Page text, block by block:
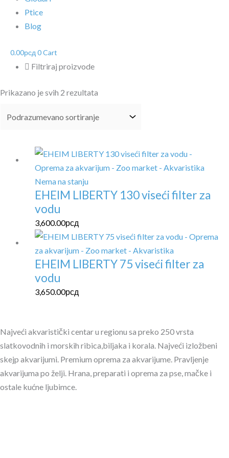
Ptice
Blog
0.00рсд 0Cart
Filtriraj proizvode
Prikazano je svih 2 rezultata
Nema na stanju
EHEIM LIBERTY 130 viseći filter za
vodu
3,600.00рсд
EHEIM LIBERTY 75 viseći filter za
vodu
3,650.00рсд
Najveći akvaristički centar u regionu sa preko 250 vrsta
slatkovodnih i morskih ribica,biljaka i korala. Najveći izložbeni
skejp akvarijumi. Premium oprema za akvarijume. Pravljenje
akvarijuma po želji. Hrana, preparati i oprema za pse, mačke i
ostale kućne ljubimce.